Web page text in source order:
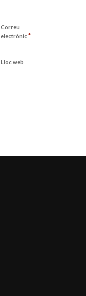
Correu
electrònic *
Lloc web